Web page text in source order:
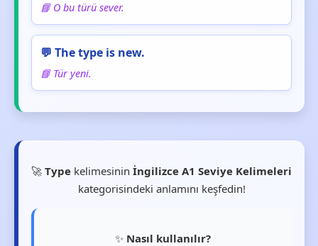
📘 O bu türü sever.
💬 The type is new.
📘 Tür yeni.
🚀Type kelimesininİngilizce A1 Seviye Kelimeleri
kategorisindeki anlamını keşfedin!
✨ Nasıl kullanılır?